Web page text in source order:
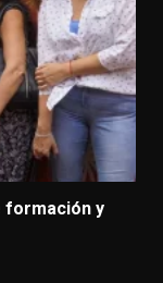
formación y